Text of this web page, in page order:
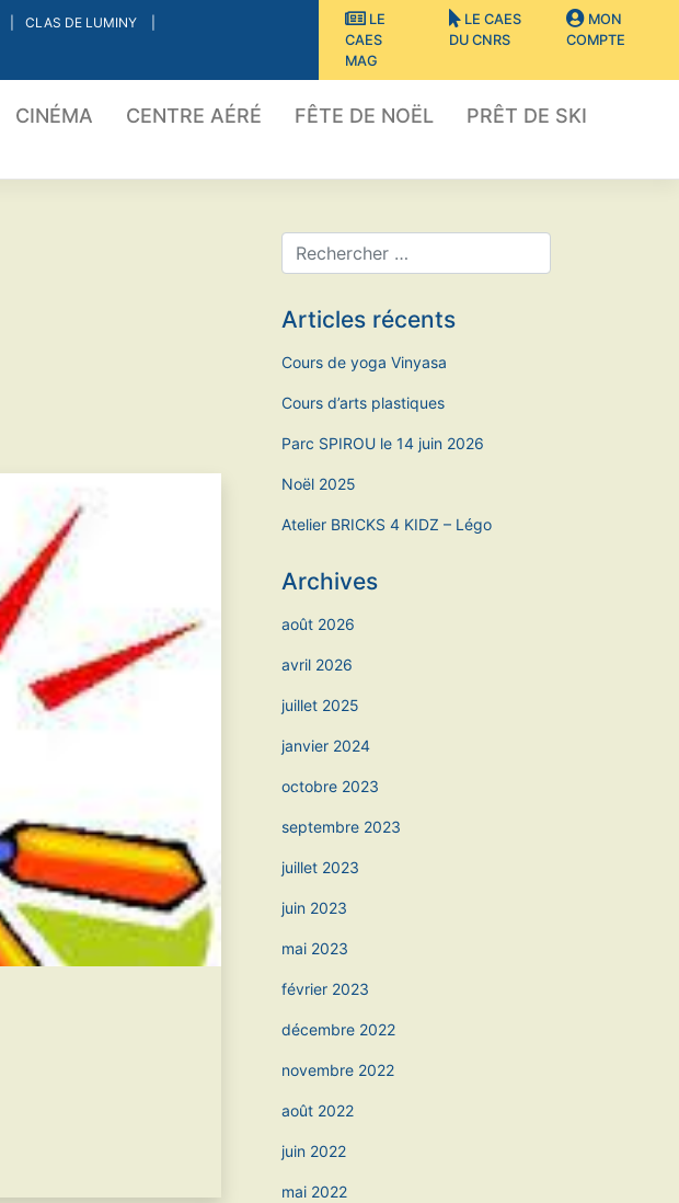
CLAS DE LUMINY
LE
CAES
MAG
LE CAES
DU CNRS
MON
COMPTE
CINÉMA CENTRE AÉRÉ FÊTE DE NOËL
PRÊT DE SKI
Articles récents
Cours de yoga Vinyasa
Cours d’arts plastiques
Parc SPIROU le 14 juin 2026
Noël 2025
Atelier BRICKS 4 KIDZ – Légo
Archives
août 2026
avril 2026
juillet 2025
janvier 2024
octobre 2023
septembre 2023
juillet 2023
juin 2023
mai 2023
février 2023
décembre 2022
novembre 2022
août 2022
juin 2022
mai 2022